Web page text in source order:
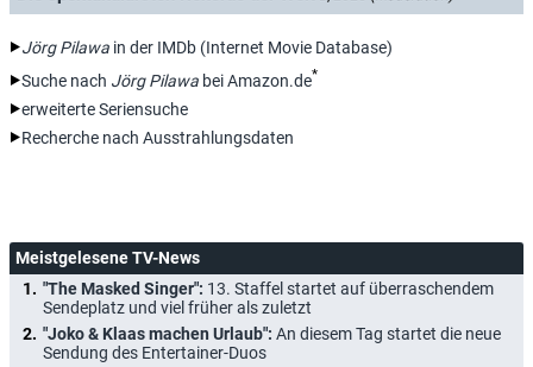
Jörg Pilawa in der IMDb (Internet Movie Database)
Suche nach Jörg Pilawa bei Amazon.de*
erweiterte Seriensuche
Recherche nach Ausstrahlungsdaten
Meistgelesene TV-News
"The Masked Singer": 13. Staffel startet auf überraschendem
Sendeplatz und viel früher als zuletzt
"Joko & Klaas machen Urlaub": An diesem Tag startet die neue
Sendung des Entertainer-Duos